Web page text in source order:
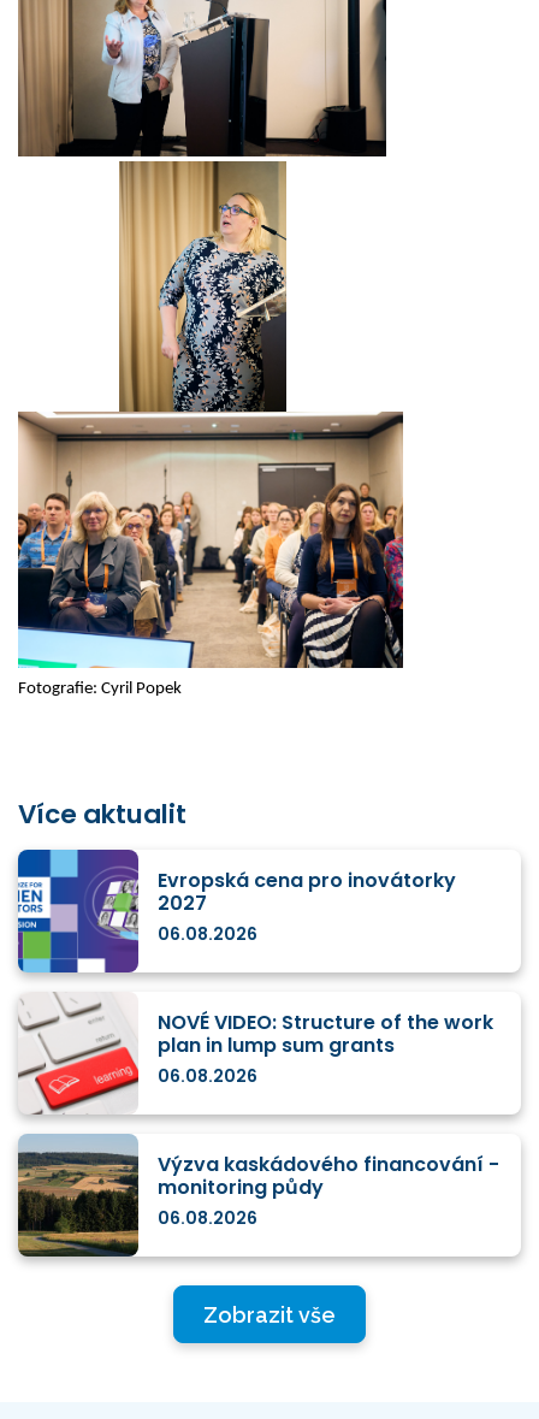
Fotografie: Cyril Popek
Více aktualit
Evropská cena pro inovátorky
2027
06.08.2026
NOVÉ VIDEO: Structure of the work
plan in lump sum grants
06.08.2026
Výzva kaskádového financování -
monitoring půdy
06.08.2026
Zobrazit vše